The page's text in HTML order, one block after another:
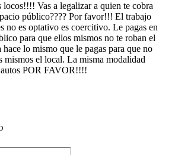
locos!!!! Vas a legalizar a quien te cobra
público???? Por favor!!! El trabajo
no es optativo es coercitivo. Le pagas en
para que ellos mismos no te roban el
lo mismo que le pagas para que no
mismos el local. La misma modalidad
autos POR FAVOR!!!!